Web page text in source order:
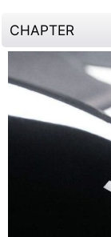
CHAPTER